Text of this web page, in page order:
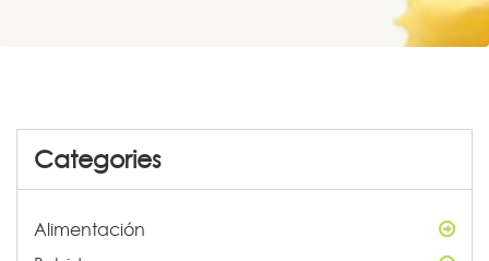
Categories
Alimentación